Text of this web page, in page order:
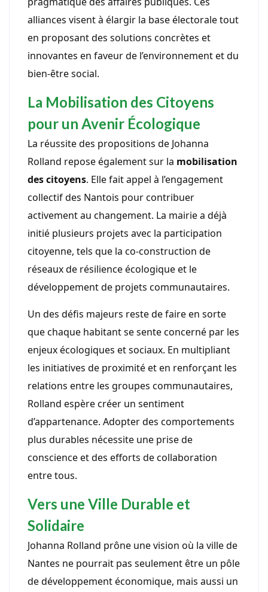
alliances visent à élargir la base électorale tout
en proposant des solutions concrètes et
innovantes en faveur de l’environnement et du
bien-être social.
La Mobilisation des Citoyens
pour un Avenir Écologique
La réussite des propositions de Johanna
Rolland repose également sur la mobilisation
des citoyens. Elle fait appel à l’engagement
collectif des Nantois pour contribuer
activement au changement. La mairie a déjà
initié plusieurs projets avec la participation
citoyenne, tels que la co-construction de
réseaux de résilience écologique et le
développement de projets communautaires.
Un des défis majeurs reste de faire en sorte
que chaque habitant se sente concerné par les
enjeux écologiques et sociaux. En multipliant
les initiatives de proximité et en renforçant les
relations entre les groupes communautaires,
Rolland espère créer un sentiment
d’appartenance. Adopter des comportements
plus durables nécessite une prise de
conscience et des efforts de collaboration
entre tous.
Vers une Ville Durable et
Solidaire
Johanna Rolland prône une vision où la ville de
Nantes ne pourrait pas seulement être un pôle
de développement économique, mais aussi un